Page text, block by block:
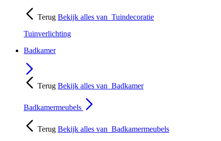
Terug Bekijk alles van Tuindecoratie
Tuinverlichting
Badkamer
Terug Bekijk alles van Badkamer
Badkamermeubels
Terug Bekijk alles van Badkamermeubels